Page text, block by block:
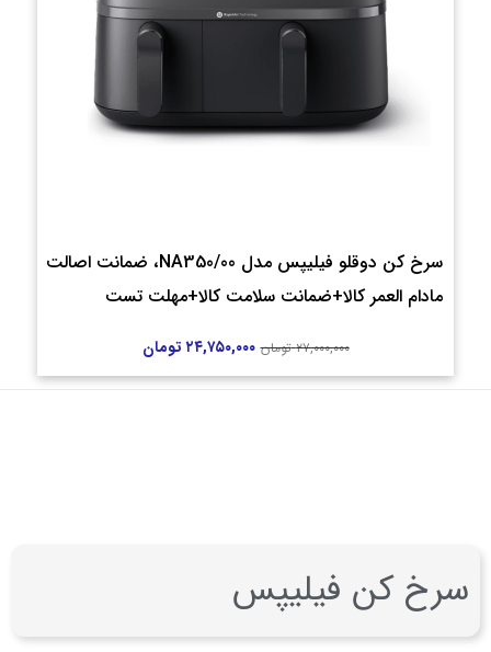
سرخ کن دوقلو فیلیپس مدل NA350/00، ضمانت اصالت
مادام العمر کالا+ضمانت سلامت کالا+مهلت تست
۲۷,۰۰۰,۰۰۰ تومان ۲۴,۷۵۰,۰۰۰ تومان
سرخ کن فیلیپس